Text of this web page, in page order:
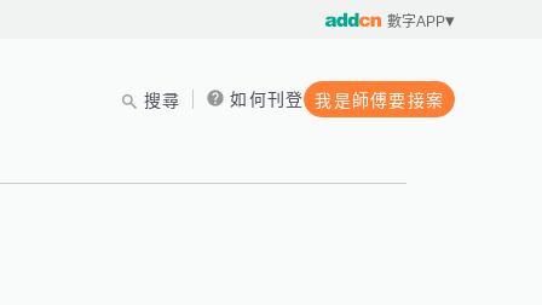
數字APP
搜尋 如何刊登 我是師傅要接案